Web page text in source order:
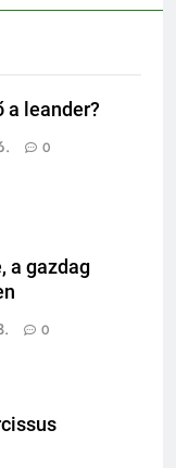
a leander?
0
a gazdag
0